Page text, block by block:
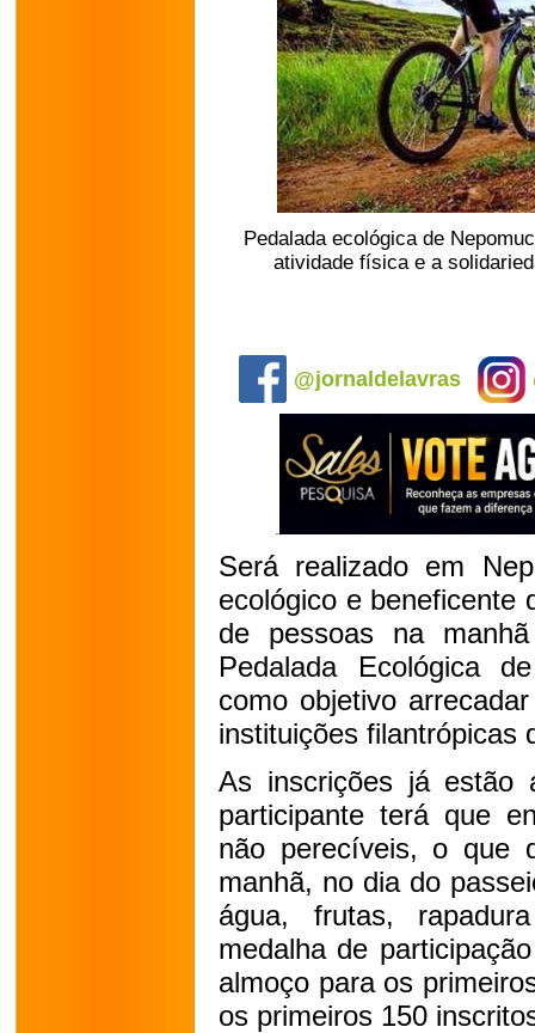
Pedalada ecológica de
atividade física e a
@jornaldelavras
Será realizado em
ecológico e beneficente
de pessoas na
Pedalada Ecológica
como objetivo
instituições filantrópicas
As inscrições já estão
participante terá que
não perecíveis, o que
manhã, no dia do
água, frutas,
medalha de
almoço para os
os primeiros 150